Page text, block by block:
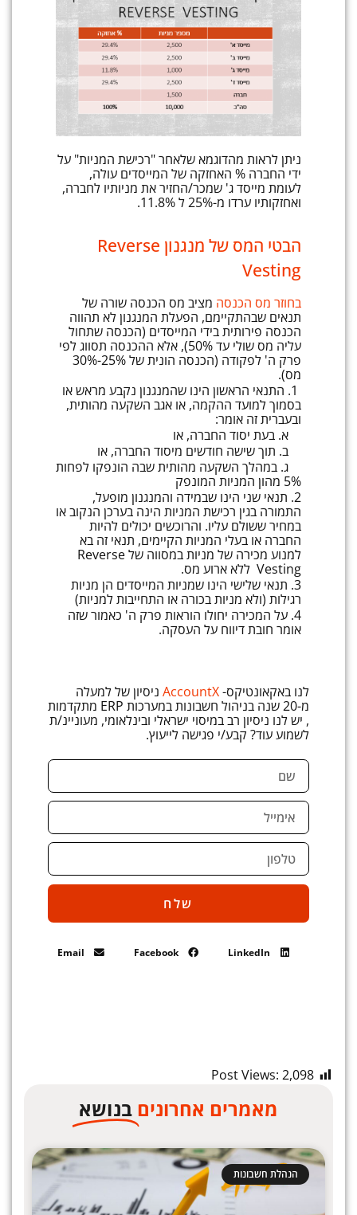
ניתן לראות מהדוגמא שלאחר "רכישת המניות" על
ידי החברה % האחזקה של המייסדים עולה,
לעומת מייסד ג' שמכר/החזיר את מניותיו לחברה,
ואחזקותיו ערדו מ-25% ל 11.8%.
הבטי המס של מנגנון Reverse
Vesting
בחוזר מס הכנסה מציב מס הכנסה שורה של
תנאים שבהתקיימם, הפעלת המנגנון לא תהווה
הכנסה פירותית בידי המייסדים (הכנסה שתחול
עליה מס שולי עד 50%), אלא ההכנסה תסווג לפי
פרק ה' לפקודה (הכנסה הונית של 25%-30%
מס).
1. התנאי הראשון הינו שהמנגנון נקבע מראש או
בסמוך למועד ההקמה, או אגב השקעה מהותית,
ובעברית זה אומר:
א. בעת יסוד החברה, או
ב. תוך שישה חודשים מיסוד החברה, או
ג. במהלך השקעה מהותית שבה הונפקו לפחות
5% מהון המניות המונפק
2. תנאי שני הינו שבמידה והמנגנון מופעל,
התמורה בגין רכישת המניות הינה בערכן הנקוב או
במחיר ששולם עליו. והרוכשים יכולים להיות
החברה או בעלי המניות הקיימים, תנאי זה בא
למנוע מכירה של מניות במסווה של Reverse
Vesting ללא ארוע מס.
3. תנאי שלישי הינו שמניות המייסדים הן מניות
רגילות (ולא מניות בכורה או התחייבות למניות)
4. על המכירה יחולו הוראות פרק ה' כאמור שזה
אומר חובת דיווח על העסקה.
לנו באקאונטיקס-AccountX ניסיון של למעלה
מ-20 שנה בניהול חשבונות במערכות ERP מתקדמות
, יש לנו ניסיון רב במיסוי ישראלי ובינלאומי, מעוניינ/ת
לשמוע עוד? קבע/י פגישה לייעוץ.
שלח
LinkedIn
Facebook
Email
Post Views: 2,098
מאמרים אחרונים בנושא
הנהלת חשבונות